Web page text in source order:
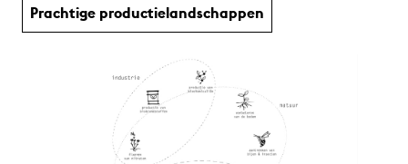
Prachtige productie­land­schap­pen